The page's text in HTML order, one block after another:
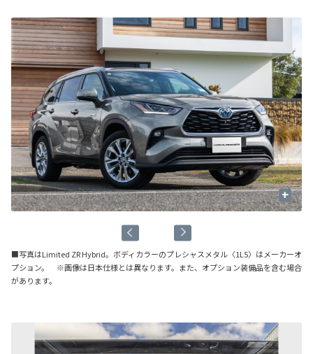
+
■写真はLimited ZR Hybrid。ボディカラーのプレシャスメタル〈1L5〉はメーカーオ
プション。 ※画像は日本仕様とは異なります。また、オプション装備品を含む場合
があります。